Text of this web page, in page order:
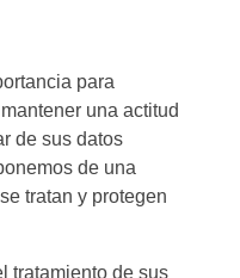
para
una actitud
de sus datos
de una
tratan y protegen
tratamiento de sus